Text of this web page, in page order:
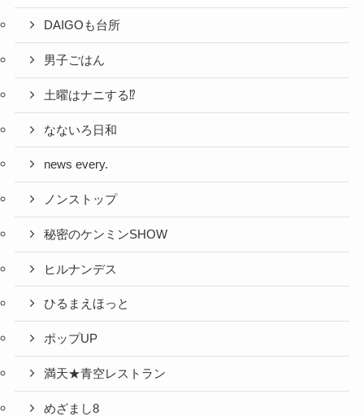
DAIGOも台所
男子ごはん
土曜はナニする⁉
なないろ日和
news every.
ノンストップ
秘密のケンミンSHOW
ヒルナンデス
ひるまえほっと
ポップUP
満天★青空レストラン
めざまし8